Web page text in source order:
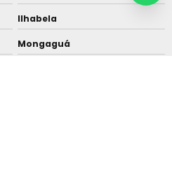
Ilhabela
Mongaguá